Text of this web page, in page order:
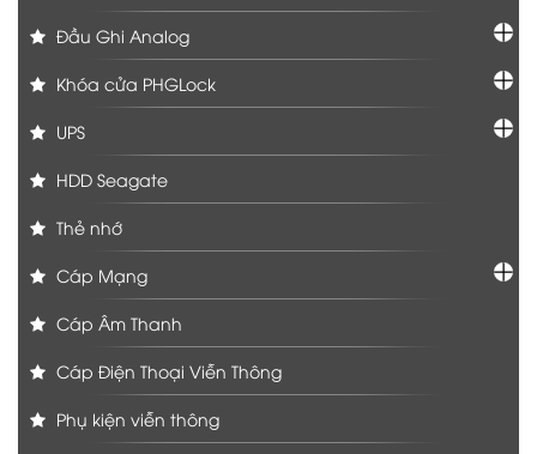
Đầu Ghi Analog
Khóa cửa PHGLock
UPS
HDD Seagate
Thẻ nhớ
Cáp Mạng
Cáp Âm Thanh
Cáp Điện Thoại Viễn Thông
Phụ kiện viễn thông